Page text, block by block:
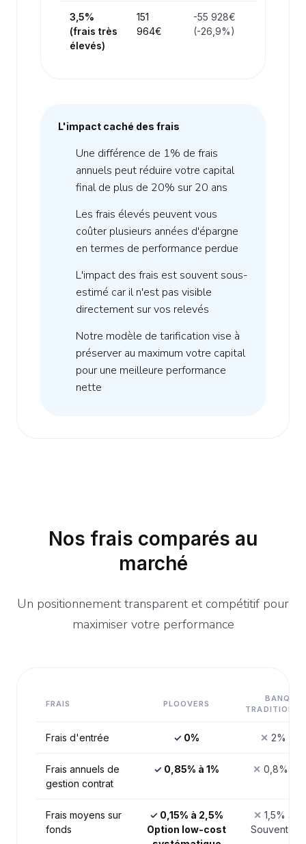
3,5%
(frais très
élevés)
151
964€
-55 928€
(-26,9%)
L'impact caché des frais
Une différence de 1% de frais
annuels peut réduire votre capital
final de plus de 20% sur 20 ans
Les frais élevés peuvent vous
coûter plusieurs années d'épargne
en termes de performance perdue
L'impact des frais est souvent sous-
estimé car il n'est pas visible
directement sur vos relevés
Notre modèle de tarification vise à
préserver au maximum votre capital
pour une meilleure performance
nette
Nos frais comparés au
marché
Un positionnement transparent et compétitif pour
maximiser votre performance
FRAIS PLOOVERS
Frais d'entrée ✓ 0% ✕ 2% à
Frais annuels de
gestion contrat
✓ 0,85% à 1% ✕ 0,8% à
Frais moyens sur
fonds
✓ 0,15% à 2,5%
Option low-cost
✕ 1,5% à
Souvent